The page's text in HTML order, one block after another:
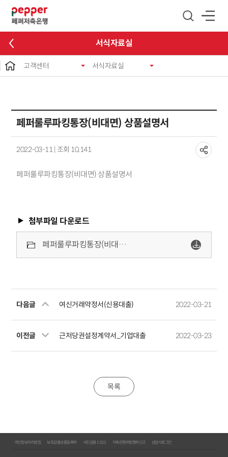
서식자료실
고객센터 서식자료실
페퍼룰루파킹통장(비대면) 상품설명서
2022-03-11 | 조회 10,141
페퍼룰루파킹통장(비대면) 상품설명서
첨부파일 다운로드
페퍼룰루파킹통장(비대면)상품설명서20220203.pdf
다음글 여신거래약정서(신용대출) 2022-03-21
이전글 근저당권설정계약서_기업대출 2022-03-23
목록
개인정보처리방침 보호금융상품등록부 서민금융 1332 저축은행위법행위신고 상담사로그인